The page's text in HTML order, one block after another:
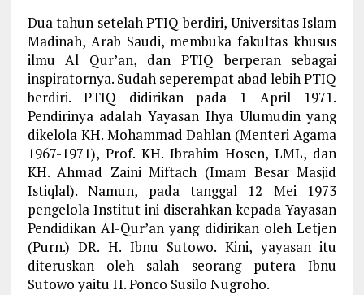
Dua tahun setelah PTIQ berdiri, Universitas Islam
Madinah, Arab Saudi, membuka fakultas khusus
ilmu Al Qur’an, dan PTIQ berperan sebagai
inspiratornya. Sudah seperempat abad lebih PTIQ
berdiri. PTIQ didirikan pada 1 April 1971.
Pendirinya adalah Yayasan Ihya Ulumudin yang
dikelola KH. Mohammad Dahlan (Menteri Agama
1967-1971), Prof. KH. Ibrahim Hosen, LML, dan
KH. Ahmad Zaini Miftach (Imam Besar Masjid
Istiqlal). Namun, pada tanggal 12 Mei 1973
pengelola Institut ini diserahkan kepada Yayasan
Pendidikan Al-Qur’an yang didirikan oleh Letjen
(Purn.) DR. H. Ibnu Sutowo. Kini, yayasan itu
diteruskan oleh salah seorang putera Ibnu
Sutowo yaitu H. Ponco Susilo Nugroho.